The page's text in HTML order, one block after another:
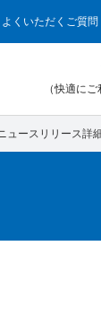
よくいただくご質問
（快適に
ュースリリース詳